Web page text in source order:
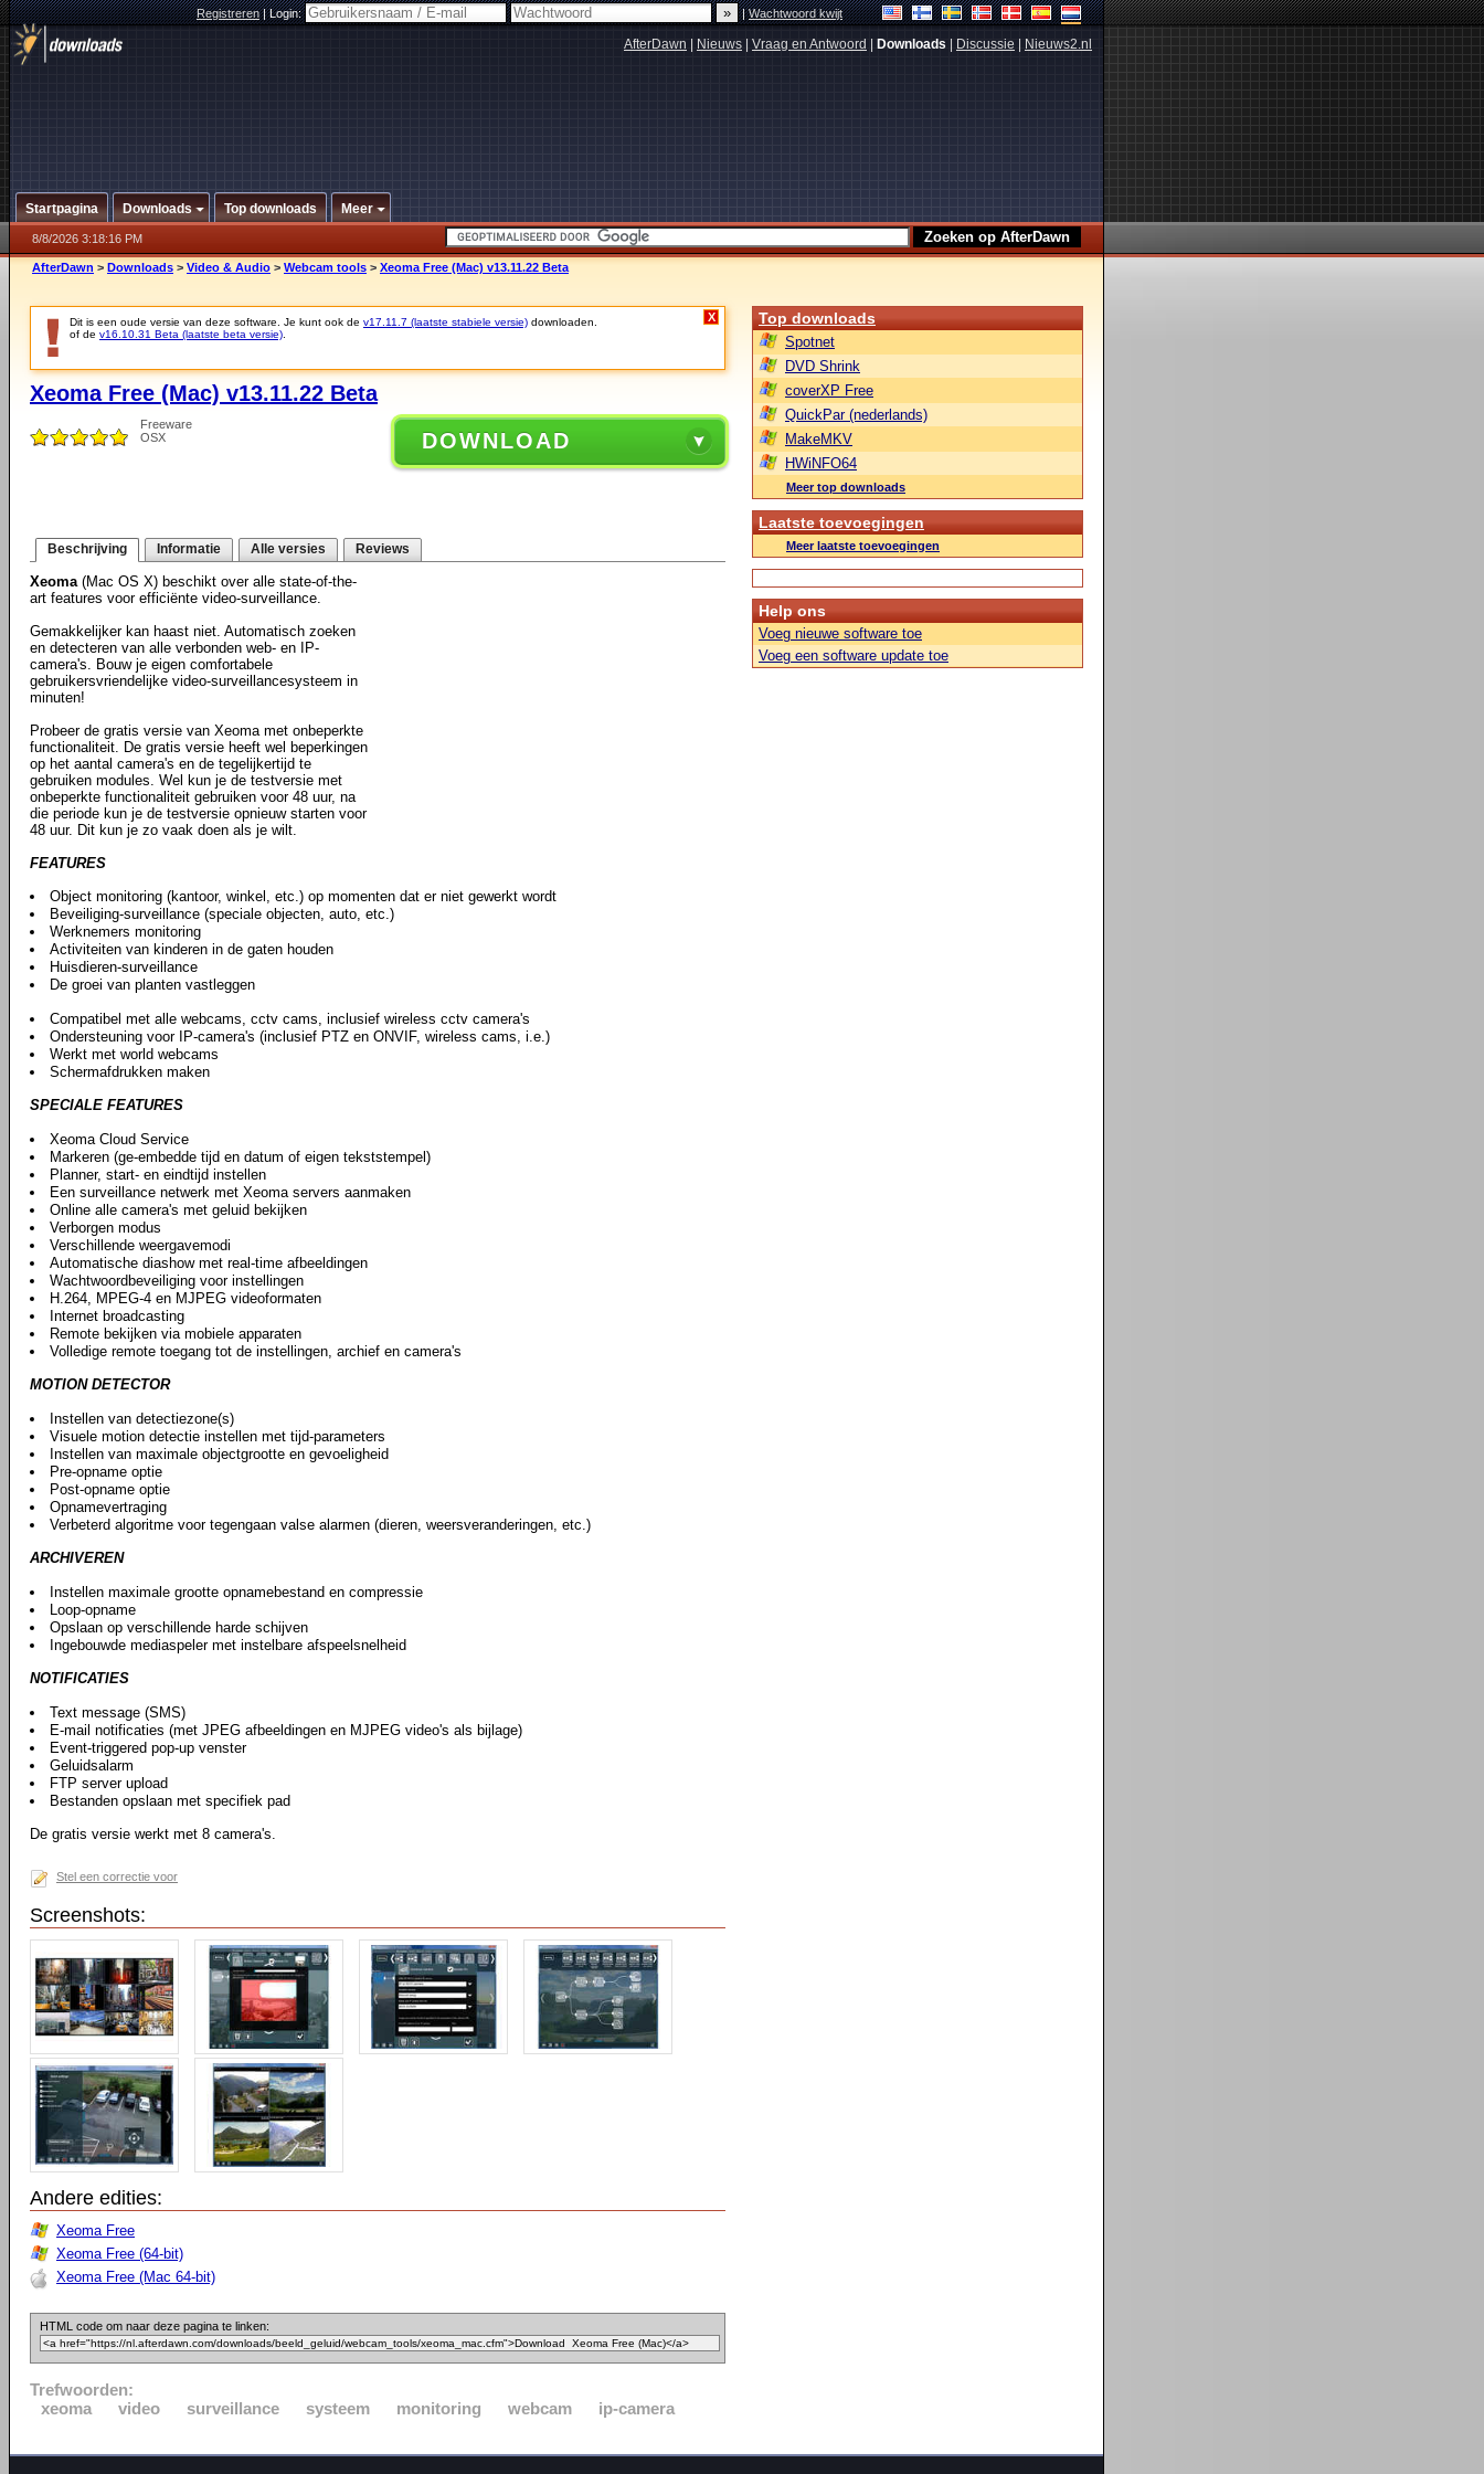
Registreren|Login: |Wachtwoord kwijt
AfterDawn Nieuws Vraag en Antwoord Downloads Discussie Nieuws2.nl
Startpagina Downloads Top downloads Meer
8/8/2026 3:18:16 PM
AfterDawn > Downloads > Video & Audio > Webcam tools > Xeoma Free (Mac) v13.11.22 Beta
Dit is een oude versie van deze software. Je kunt ook de v17.11.7 (laatste stabiele versie) downloaden.
of de v16.10.31 Beta (laatste beta versie)
X
Xeoma Free (Mac) v13.11.22 Beta
Freeware
OSX
DOWNLOAD
Beschrijving Informatie Alle versies Reviews
Xeoma(Mac OS X) beschikt over alle state-of-the-
art features voor efficiënte video-surveillance.
Gemakkelijker kan haast niet. Automatisch zoeken
en detecteren van alle verbonden web- en IP-
camera's. Bouw je eigen comfortabele
gebruikersvriendelijke video-surveillancesysteem in
minuten!
Probeer de gratis versie van Xeoma met onbeperkte
functionaliteit. De gratis versie heeft wel beperkingen
op het aantal camera's en de tegelijkertijd te
gebruiken modules. Wel kun je de testversie met
onbeperkte functionaliteit gebruiken voor 48 uur, na
die periode kun je de testversie opnieuw starten voor
48 uur. Dit kun je zo vaak doen als je wilt.
FEATURES
Object monitoring (kantoor, winkel, etc.) op momenten dat er niet gewerkt wordt
Beveiliging-surveillance (speciale objecten, auto, etc.)
Werknemers monitoring
Activiteiten van kinderen in de gaten houden
Huisdieren-surveillance
De groei van planten vastleggen
Compatibel met alle webcams, cctv cams, inclusief wireless cctv camera's
Ondersteuning voor IP-camera's (inclusief PTZ en ONVIF, wireless cams, i.e.)
Werkt met world webcams
Schermafdrukken maken
SPECIALE FEATURES
Xeoma Cloud Service
Markeren (ge-embedde tijd en datum of eigen tekststempel)
Planner, start- en eindtijd instellen
Een surveillance netwerk met Xeoma servers aanmaken
Online alle camera's met geluid bekijken
Verborgen modus
Verschillende weergavemodi
Automatische diashow met real-time afbeeldingen
Wachtwoordbeveiliging voor instellingen
H.264, MPEG-4 en MJPEG videoformaten
Internet broadcasting
Remote bekijken via mobiele apparaten
Volledige remote toegang tot de instellingen, archief en camera's
MOTION DETECTOR
Instellen van detectiezone(s)
Visuele motion detectie instellen met tijd-parameters
Instellen van maximale objectgrootte en gevoeligheid
Pre-opname optie
Post-opname optie
Opnamevertraging
Verbeterd algoritme voor tegengaan valse alarmen (dieren, weersveranderingen, etc.)
ARCHIVEREN
Instellen maximale grootte opnamebestand en compressie
Loop-opname
Opslaan op verschillende harde schijven
Ingebouwde mediaspeler met instelbare afspeelsnelheid
NOTIFICATIES
Text message (SMS)
E-mail notificaties (met JPEG afbeeldingen en MJPEG video's als bijlage)
Event-triggered pop-up venster
Geluidsalarm
FTP server upload
Bestanden opslaan met specifiek pad
De gratis versie werkt met 8 camera's.
Stel een correctie voor
Screenshots:
Andere edities:
Xeoma Free
Xeoma Free (64-bit)
Xeoma Free (Mac 64-bit)
HTML code om naar deze pagina te linken:
Trefwoorden:
xeoma
video surveillance systeem monitoring webcam ip-camera
Top downloads
Spotnet
DVD Shrink
coverXP Free
QuickPar (nederlands)
MakeMKV
HWiNFO64
Meer top downloads
Laatste toevoegingen
Meer laatste toevoegingen
Help ons
Voeg nieuwe software toe
Voeg een software update toe